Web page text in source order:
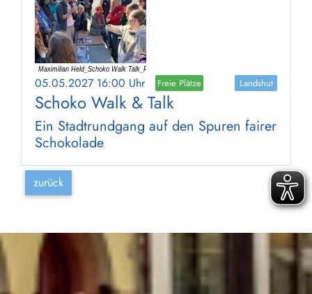
05.05.2027 16:00 Uhr Freie Plätze Landshut
Schoko Walk & Talk
Ein Stadtrundgang auf den Spuren fairer
Schokolade
zurück